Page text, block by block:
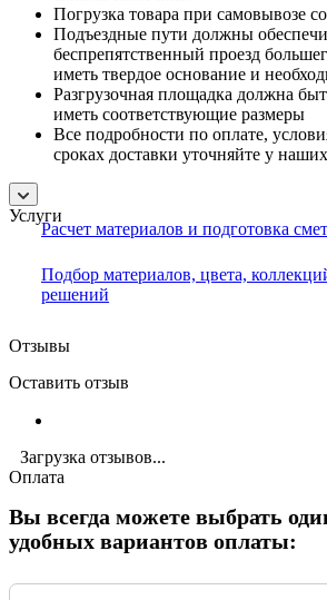
Погрузка товара при самовывозе
Подъездные пути должны
беспрепятственный проезд
иметь твердое основание и
Разгрузочная площадка должна
иметь соответствующие размеры
Все подробности по оплате,
сроках доставки уточняйте у
Услуги
Расчет материалов и подготовка
Подбор материалов, цвета,
решений
Отзывы
Оставить отзыв
Загрузка отзывов...
Оплата
Вы всегда можете выбрать
удобных вариантов оплаты: